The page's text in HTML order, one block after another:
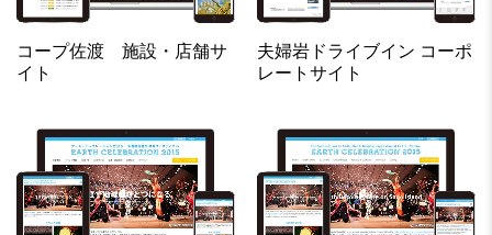
コープ佐渡 施設・店舗サ
イト
夫婦岩ドライブイン コーポ
レートサイト